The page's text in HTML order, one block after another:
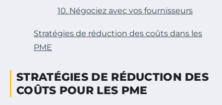
10. Négociez avec vos fournisseurs
Stratégies de réduction des coûts dans les
PME
STRATÉGIES DE RÉDUCTION DES
COÛTS POUR LES PME